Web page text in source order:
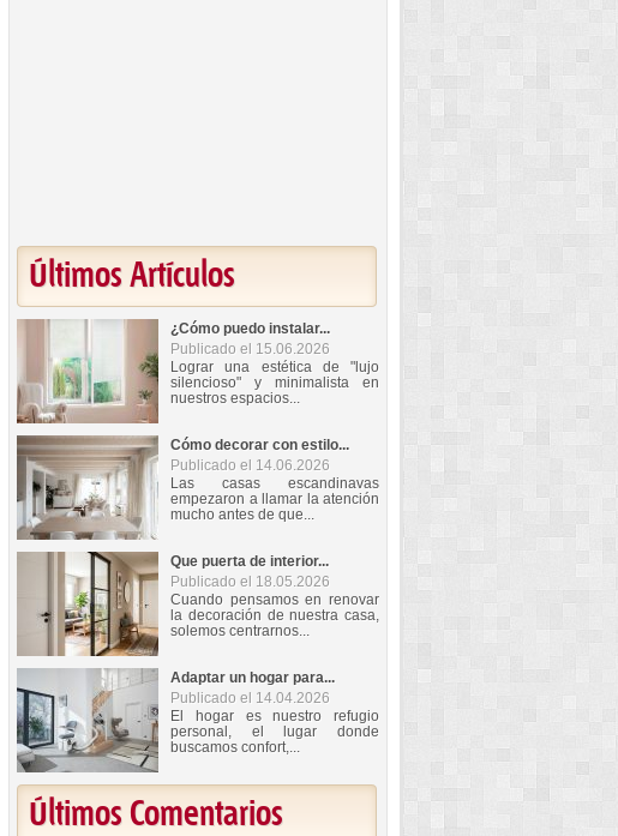
Últimos Artículos
¿Cómo puedo instalar...
Publicado el 15.06.2026
Lograr una estética de "lujo
silencioso" y minimalista en
nuestros espacios...
Cómo decorar con estilo...
Publicado el 14.06.2026
Las casas escandinavas
empezaron a llamar la atención
mucho antes de que...
Que puerta de interior...
Publicado el 18.05.2026
Cuando pensamos en renovar
la decoración de nuestra casa,
solemos centrarnos...
Adaptar un hogar para...
Publicado el 14.04.2026
El hogar es nuestro refugio
personal, el lugar donde
buscamos confort,...
Últimos Comentarios